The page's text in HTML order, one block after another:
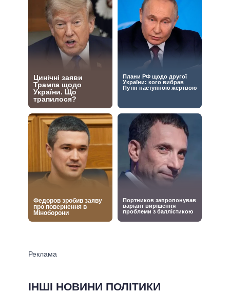
ІНШІ НОВИНИ ПОЛІТИКИ